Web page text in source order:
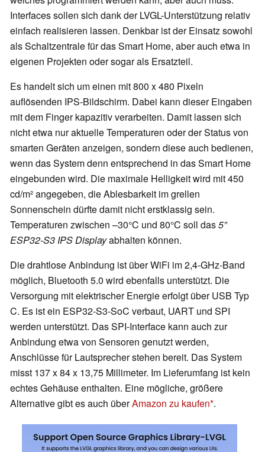
Interfaces sollen sich dank der LVGL-Unterstützung relativ
einfach realisieren lassen. Denkbar ist der Einsatz sowohl
als Schaltzentrale für das Smart Home, aber auch etwa in
eigenen Projekten oder sogar als Ersatzteil.
Es handelt sich um einen mit 800 x 480 Pixeln
auflösenden IPS-Bildschirm. Dabei kann dieser Eingaben
mit dem Finger kapazitiv verarbeiten. Damit lassen sich
nicht etwa nur aktuelle Temperaturen oder der Status von
smarten Geräten anzeigen, sondern diese auch bedienen,
wenn das System denn entsprechend in das Smart Home
eingebunden wird. Die maximale Helligkeit wird mit 450
cd/m² angegeben, die Ablesbarkeit im grellen
Sonnenschein dürfte damit nicht erstklassig sein.
Temperaturen zwischen –30°C und 80°C soll das5”
ESP32-S3 IPS Displayabhalten können.
Die drahtlose Anbindung ist über WiFi im 2,4-GHz-Band
möglich, Bluetooth 5.0 wird ebenfalls unterstützt. Die
Versorgung mit elektrischer Energie erfolgt über USB Typ
C. Es ist ein ESP32-S3-SoC verbaut, UART und SPI
werden unterstützt. Das SPI-Interface kann auch zur
Anbindung etwa von Sensoren genutzt werden,
Anschlüsse für Lautsprecher stehen bereit. Das System
misst 137 x 84 x 13,75 Millimeter. Im Lieferumfang ist kein
echtes Gehäuse enthalten. Eine mögliche, größere
Alternative gibt es auch überAmazon zu kaufen .